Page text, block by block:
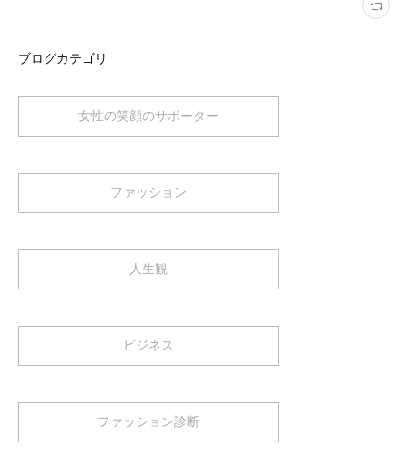
ブログカテゴリ
女性の笑顔のサポーター
ファッション
人生観
ビジネス
ファッション診断